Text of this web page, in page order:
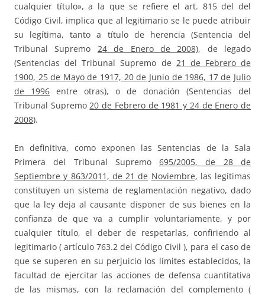
cualquier título», a la que se refiere el art. 815 del del
Código Civil, implica que al legitimario se le puede atribuir
su legítima, tanto a título de herencia (Sentencia del
Tribunal Supremo 24 de Enero de 2008), de legado
(Sentencias del Tribunal Supremo de 21 de Febrero de
1900, 25 de Mayo de 1917, 20 de Junio de 1986, 17 de Julio
de 1996 entre otras), o de donación (Sentencias del
Tribunal Supremo20 de Febrero de 1981 y 24 de Enero de
2008).
En definitiva, como exponen las Sentencias de la Sala
Primera del Tribunal Supremo695/2005, de 28 de
Septiembre y 863/2011, de 21 de Noviembre, las legítimas
constituyen un sistema de reglamentación negativo, dado
que la ley deja al causante disponer de sus bienes en la
confianza de que va a cumplir voluntariamente, y por
cualquier título, el deber de respetarlas, confiriendo al
legitimario ( artículo 763.2 del Código Civil ), para el caso de
que se superen en su perjuicio los límites establecidos, la
facultad de ejercitar las acciones de defensa cuantitativa
de las mismas, con la reclamación del complemento (